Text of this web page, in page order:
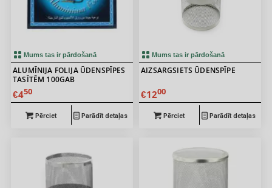
Mums tas ir pārdošanā
ALUMĪNIJA FOLIJA ŪDENSPĪPES
TASĪTĒM 100GAB
€450
Pērciet Parādīt detaļas
Mums tas ir pārdošanā
AIZSARGSIETS ŪDENSPĪPE
€1200
Pērciet Parādīt detaļas